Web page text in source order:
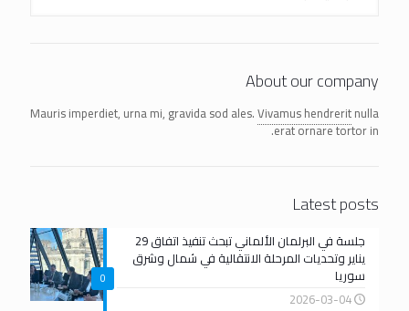
About our company
Mauris imperdiet, urna mi, gravida sod ales.Vivamus hendreritnulla
erat ornare tortor in.
Latest posts
0
جلسة في البرلمان الألماني تبحث تنفيذ اتفاق 29
يناير وتحديات المرحلة الانتقالية في شمال وشرق
سوريا
2026-03-04